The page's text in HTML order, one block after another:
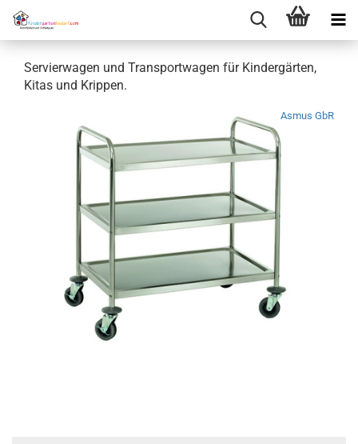
Servierwagen und Transportwagen für Kindergärten,
Kitas und Krippen.
Asmus GbR